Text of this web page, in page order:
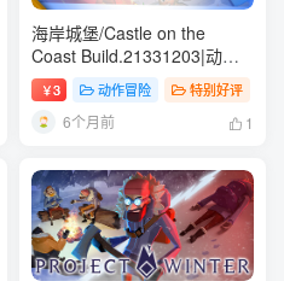
# 模拟
海岸城堡/Castle on the
Coast Build.21331203|动作
冒险|容量712MB|免安装绿色
中文版
￥3 动作冒险 特别好评
6个月前 1